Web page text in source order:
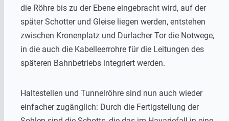
die Röhre bis zu der Ebene eingebracht wird, auf der
später Schotter und Gleise liegen werden, entstehen
zwischen Kronenplatz und Durlacher Tor die Notwege,
in die auch die Kabelleerrohre für die Leitungen des
späteren Bahnbetriebs integriert werden.
Haltestellen und Tunnelröhre sind nun auch wieder
einfacher zugänglich: Durch die Fertigstellung der